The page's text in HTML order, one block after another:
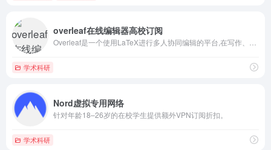
overleaf在线编辑器高校订阅
学术科研
Nord虚拟专用网络
针对年龄18–26岁的在校学生提供额外VPN订阅折扣。
学术科研